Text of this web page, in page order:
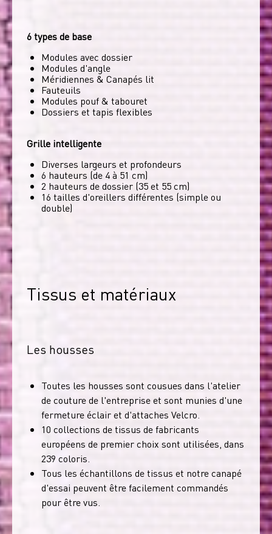
6 types de base
Modules avec dossier
Modules d'angle
Méridiennes & Canapés lit
Fauteuils
Modules pouf & tabouret
Dossiers et tapis flexibles
Grille intelligente
Diverses largeurs et profondeurs
6 hauteurs (de 4 à 51 cm)
2 hauteurs de dossier (35 et 55 cm)
16 tailles d'oreillers différentes (simple ou
double)
Tissus et matériaux
Les housses
Toutes les housses sont cousues dans l'atelier
de couture de l'entreprise et sont munies d'une
fermeture éclair et d'attaches Velcro.
10 collections de tissus de fabricants
européens de premier choix sont utilisées, dans
239 coloris.
Tous les échantillons de tissus et notre canapé
d'essai peuvent être facilement commandés
pour être vus.